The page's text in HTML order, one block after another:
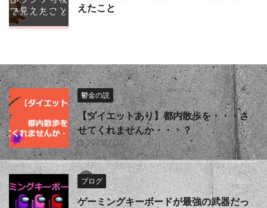
えたこと
鬱金の説
【ダイエットあり】都内散歩を・・・さ
せてくれませんか・・・？
2025/7/30
ブログ
ゲーミングキーボードが最強の武器だっ